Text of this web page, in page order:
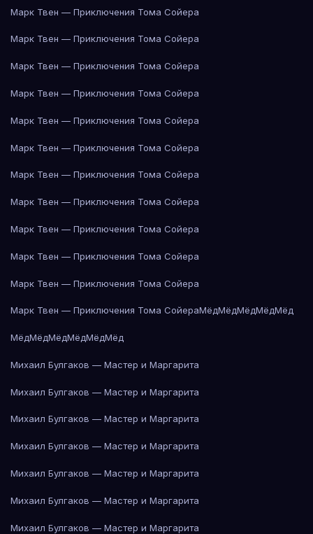
Марк Твен — Приключения Тома Сойера
Марк Твен — Приключения Тома Сойера
Марк Твен — Приключения Тома Сойера
Марк Твен — Приключения Тома Сойера
Марк Твен — Приключения Тома Сойера
Марк Твен — Приключения Тома Сойера
Марк Твен — Приключения Тома Сойера
Марк Твен — Приключения Тома Сойера
Марк Твен — Приключения Тома Сойера
Марк Твен — Приключения Тома Сойера
Марк Твен — Приключения Тома Сойера
Марк Твен — Приключения Тома СойераМёдМёдМёдМёдМёд
МёдМёдМёдМёдМёдМёд
Михаил Булгаков — Мастер и Маргарита
Михаил Булгаков — Мастер и Маргарита
Михаил Булгаков — Мастер и Маргарита
Михаил Булгаков — Мастер и Маргарита
Михаил Булгаков — Мастер и Маргарита
Михаил Булгаков — Мастер и Маргарита
Михаил Булгаков — Мастер и Маргарита